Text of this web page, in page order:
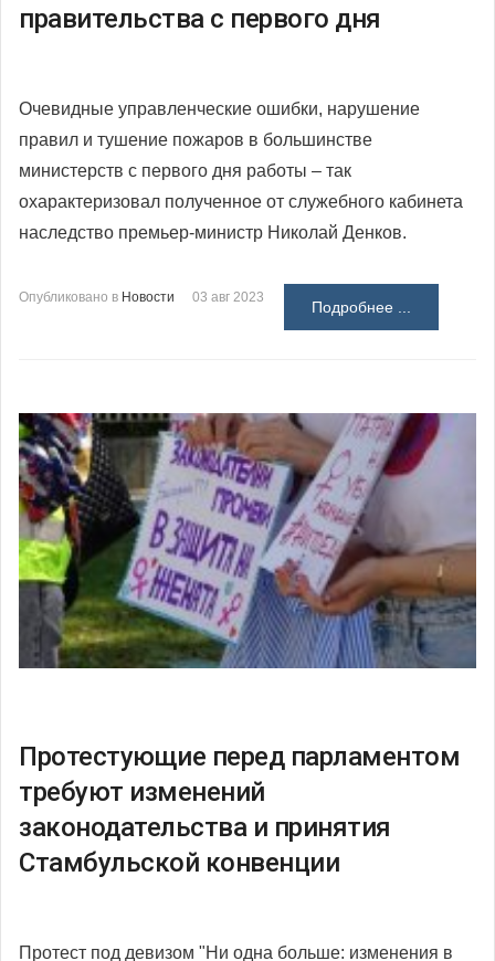
правительства с первого дня
Очевидные управленческие ошибки, нарушение
правил и тушение пожаров в большинстве
министерств с первого дня работы – так
охарактеризовал полученное от служебного кабинета
наследство премьер-министр Николай Денков.
Опубликовано в Новости 03 авг 2023
Подробнее ...
Протестующие перед парламентом
требуют изменений
законодательства и принятия
Стамбульской конвенции
Протест под девизом "Ни одна больше: изменения в